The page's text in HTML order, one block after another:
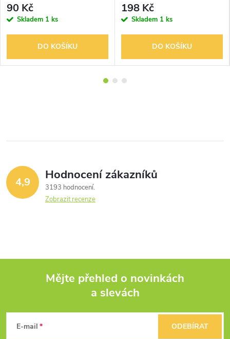
90 Kč
Skladem 1 ks
DO KOŠÍKU
198 Kč
Skladem 1 ks
DO KOŠÍKU
4,9 Hodnocení zákazníků
3193 hodnocení
Zobrazit recenze
Mějte přehled o novinkách
a slevách
E-mail ODEBÍRAT